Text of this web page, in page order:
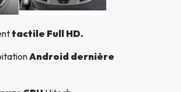
tactile Full HD.
Android dernière